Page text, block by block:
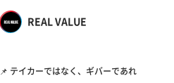
REAL VALUE
📌 テイカーではなく、ギバーであれ